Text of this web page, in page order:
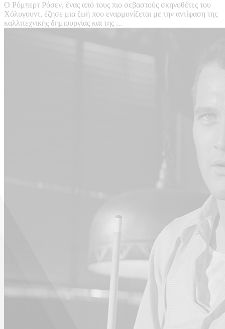
Ο Ρόμπερτ Ρόσεν, ένας από τους πιο σεβαστούς σκηνοθέτες του
Χόλυγουντ, έζησε μια ζωή που εναρμονίζεται με την αντίφαση της
καλλιτεχνικής δημιουργίας και της ...